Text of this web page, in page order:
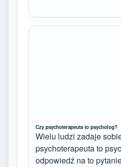
Czy psychoterapeuta to psycholog?
Wielu ludzi zadaje
psychoterapeuta to
odpowiedź na to